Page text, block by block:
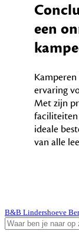
een
ervaring
Met zijn
faciliteiten
ideale
van alle
B&B Lindershoeve